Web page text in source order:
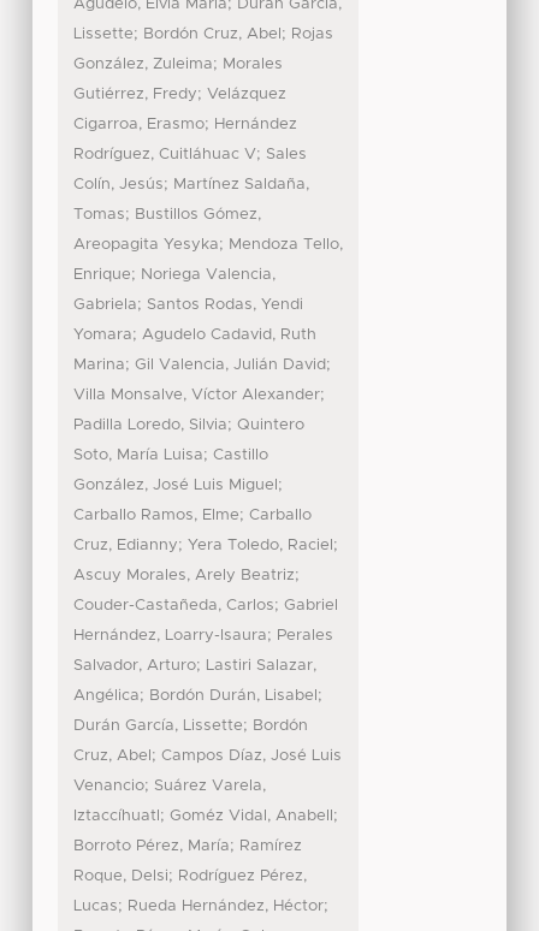
Agudelo, Elvia María; Durán García,
Lissette; Bordón Cruz, Abel ; Rojas
González, Zuleima; Morales
Gutiérrez, Fredy; Velázquez
Cigarroa, Erasmo; Hernández
Rodríguez, Cuitláhuac V; Sales
Colín, Jesús; Martínez Saldaña,
Tomas; Bustillos Gómez,
Areopagita Yesyka; Mendoza Tello,
Enrique; Noriega Valencia,
Gabriela; Santos Rodas, Yendi
Yomara; Agudelo Cadavid, Ruth
Marina; Gil Valencia, Julián David;
Villa Monsalve, Víctor Alexander;
Padilla Loredo, Silvia; Quintero
Soto, María Luisa; Castillo
González, José Luis Miguel ;
Carballo Ramos, Elme; Carballo
Cruz, Edianny; Yera Toledo, Raciel ;
Ascuy Morales, Arely Beatriz;
Couder-Castañeda, Carlos; Gabriel
Hernández, Loarry-Isaura; Perales
Salvador, Arturo; Lastiri Salazar,
Angélica; Bordón Durán, Lisabel ;
Durán García, Lissette; Bordón
Cruz, Abel ; Campos Díaz, José Luis
Venancio; Suárez Varela,
Iztaccíhuatl ; Goméz Vidal, Anabell ;
Borroto Pérez, María; Ramírez
Roque, Delsi; Rodríguez Pérez,
Lucas; Rueda Hernández, Héctor;